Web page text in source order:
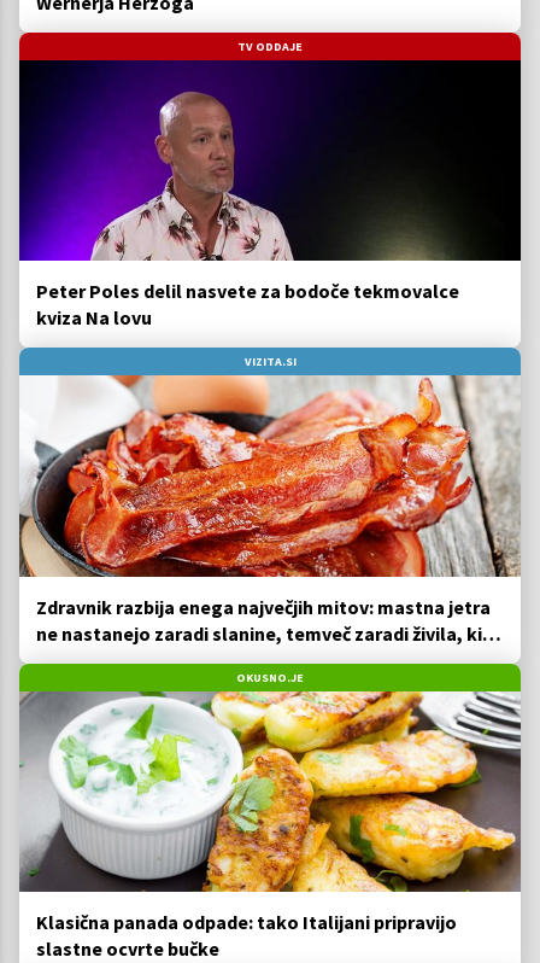
TV ODDAJE
Peter Poles delil nasvete za bodoče tekmovalce
kviza Na lovu
VIZITA.SI
Zdravnik razbija enega največjih mitov: mastna jetra
ne nastanejo zaradi slanine, temveč zaradi živila, ki
ga imamo vsi radi
OKUSNO.JE
Klasična panada odpade: tako Italijani pripravijo
slastne ocvrte bučke